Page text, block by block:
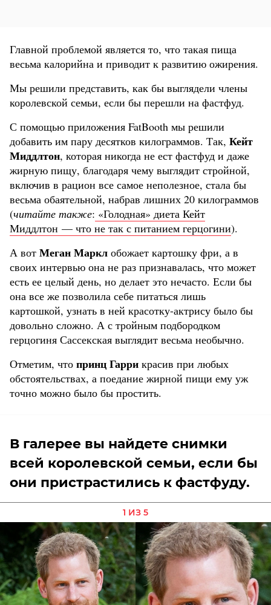
Главной проблемой является то, что такая пища
весьма калорийна и приводит к развитию ожирения.
Мы решили представить, как бы выглядели члены
королевской семьи, если бы перешли на фастфуд.
С помощью приложения FatBooth мы решили
добавить им пару десятков килограммов. Так, Кейт
Миддлтон, которая никогда не ест фастфуд и даже
жирную пищу, благодаря чему выглядит стройной,
включив в рацион все самое неполезное, стала бы
весьма обаятельной, набрав лишних 20 килограммов
(читайте также: «Голодная» диета Кейт
Миддлтон — что не так с питанием герцогини).
А вот Меган Маркл обожает картошку фри, а в
своих интервью она не раз признавалась, что может
есть ее целый день, но делает это нечасто. Если бы
она все же позволила себе питаться лишь
картошкой, узнать в ней красотку-актрису было бы
довольно сложно. А с тройным подбородком
герцогиня Сассекская выглядит весьма необычно.
Отметим, что принц Гарри красив при любых
обстоятельствах, а поедание жирной пищи ему уж
точно можно было бы простить.
В галерее вы найдете снимки
всей королевской семьи, если бы
они пристрастились к фастфуду.
1 ИЗ 5